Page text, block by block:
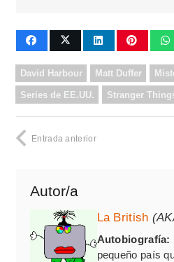
David Harbour Matt Duffer
Series de EE.UU. Stranger
Entrada anterior
Autor/a
La British
Autobiografía:
pequeño país